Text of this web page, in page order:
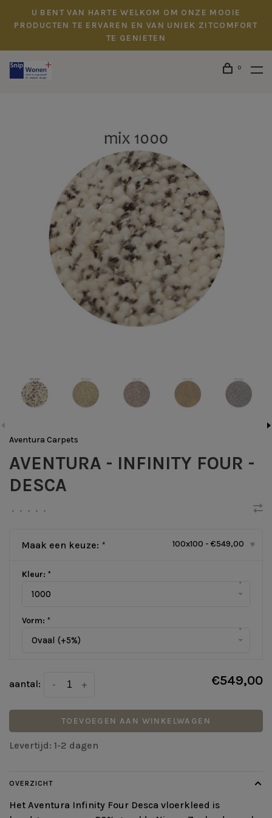
U BENT VAN HARTE WELKOM OM ONZE MOOIE
PRODUCTEN TE ERVAREN EN VAN UNIEK ZITCOMFORT
TE GENIETEN
0
Aventura Carpets
AVENTURA - INFINITY FOUR -
DESCA
• • • • •
Maak een keuze: * 100x100 - €549,00 ▾
Kleur: *
1000
▾
Vorm: *
Ovaal (+5%)
▾
aantal: +
- €549,00
TOEVOEGEN AAN WINKELWAGEN
Levertijd: 1-2 dagen
OVERZICHT
Het Aventura Infinity Four Desca vloerkleed is